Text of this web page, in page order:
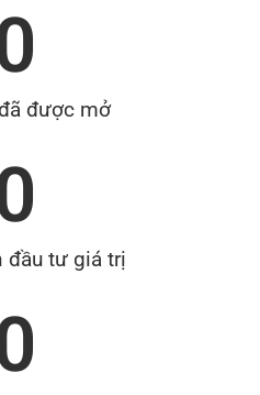
được mở
đầu tư giá trị